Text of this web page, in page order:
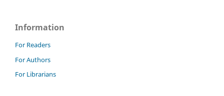
Information
For Readers
For Authors
For Librarians